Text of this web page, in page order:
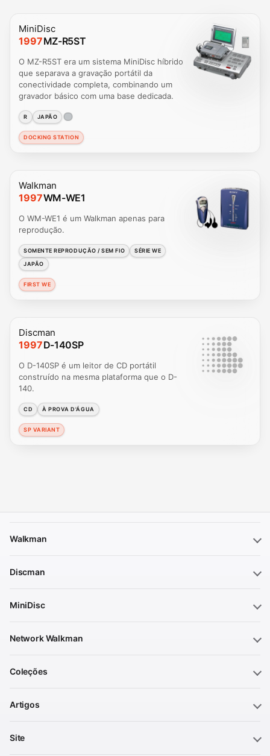
MiniDisc
1997MZ-R5ST
O MZ-R5ST era um sistema MiniDisc híbrido
que separava a gravação portátil da
conectividade completa, combinando um
gravador básico com uma base dedicada.
R JAPÃO
DOCKING STATION
Walkman
1997WM-WE1
O WM-WE1 é um Walkman apenas para
reprodução.
SOMENTE REPRODUÇÃO / SEM FIO
SÉRIE WE
JAPÃO
FIRST WE
Discman
1997D-140SP
O D-140SP é um leitor de CD portátil
construído na mesma plataforma que o D-
140.
CD À PROVA D'ÁGUA
SP VARIANT
Walkman
Discman
MiniDisc
Network Walkman
Coleções
Artigos
Site